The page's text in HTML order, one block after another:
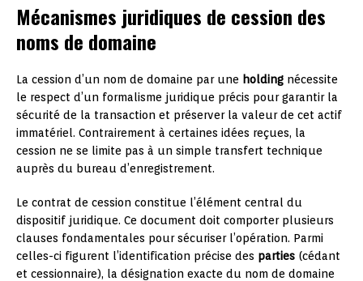
Mécanismes juridiques de cession des
noms de domaine
La cession d’un nom de domaine par une holding nécessite
le respect d’un formalisme juridique précis pour garantir la
sécurité de la transaction et préserver la valeur de cet actif
immatériel. Contrairement à certaines idées reçues, la
cession ne se limite pas à un simple transfert technique
auprès du bureau d’enregistrement.
Le contrat de cession constitue l’élément central du
dispositif juridique. Ce document doit comporter plusieurs
clauses fondamentales pour sécuriser l’opération. Parmi
celles-ci figurent l’identification précise des parties (cédant
et cessionnaire), la désignation exacte du nom de domaine